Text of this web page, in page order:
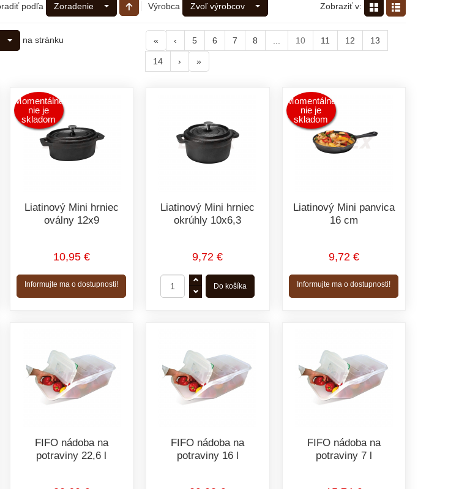
podľa Zoradenie Výrobca Zvoľ výrobcov Zobraziť v:
na stránku « ‹ 5 6 7 8 10 11 12 13
14 › »
Momentálne
nie je
skladom
Liatinový Mini hrniec
oválny 12x9
10,95 €
Informujte ma o dostupnosti!
Liatinový Mini hrniec
okrúhly 10x6,3
9,72 €
Momentálne
nie je
skladom
Liatinový Mini panvica
16 cm
9,72 €
Informujte ma o dostupnosti!
FIFO nádoba na
potraviny 22,6 l
FIFO nádoba na
potraviny 16 l
FIFO nádoba na
potraviny 7 l